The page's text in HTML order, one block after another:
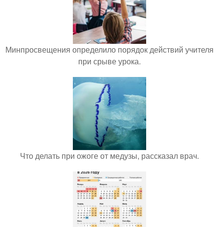
Минпросвещения определило порядок действий учителя
при срыве урока.
Что делать при ожоге от медузы, рассказал врач.